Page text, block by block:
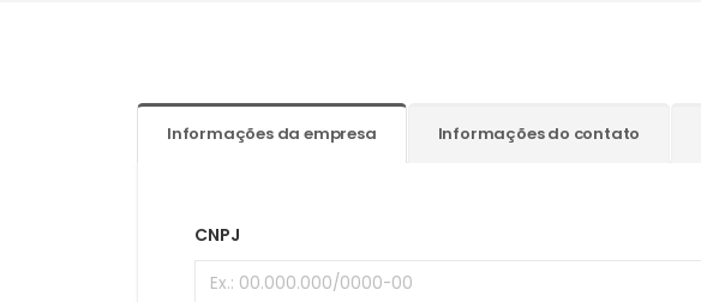
Informações da empresa Informações do contato
CNPJ